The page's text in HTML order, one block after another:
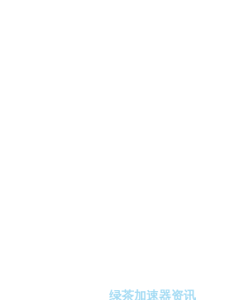
绿茶加速器资讯